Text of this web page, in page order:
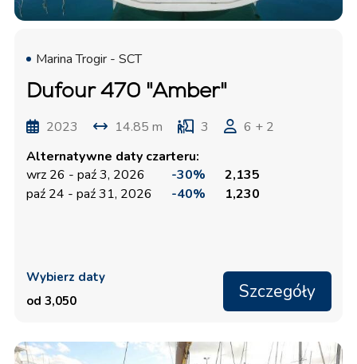
Marina Trogir - SCT
Dufour 470 "Amber"
2023 14.85 m 3
6 + 2
Alternatywne daty czarteru:
wrz 26 - paź 3, 2026
-30%
2,135
paź 24 - paź 31, 2026
-40% 1,230
Wybierz daty
od 3,050
Szczegóły